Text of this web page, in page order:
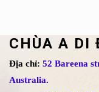
CHÙA A DI
Địa chỉ: 52 Bareena
Australia.